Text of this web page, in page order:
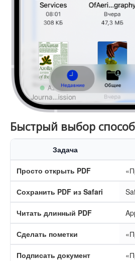
Быстрый выбор
Задача
Просто открыть PDF
Сохранить PDF из Safari
Читать длинный PDF
Сделать пометки
Подписать документ